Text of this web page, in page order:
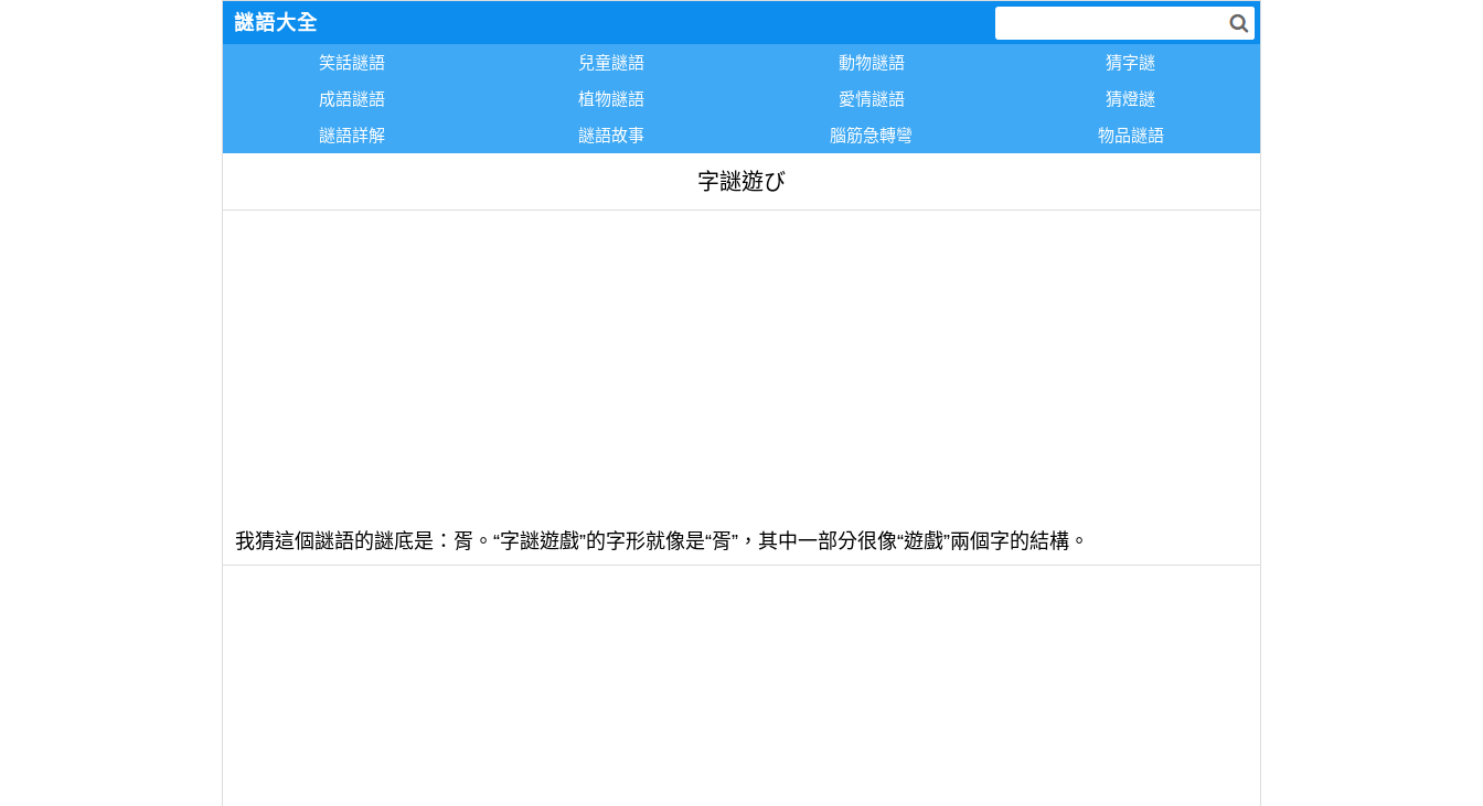
謎語大全
笑話謎語 兒童謎語 動物謎語
猜字謎
成語謎語
植物謎語 愛情謎語
猜燈謎
謎語詳解
謎語故事 腦筋急轉彎 物品謎語
字謎遊び
我猜這個謎語的謎底是：胥。“字謎遊戲”的字形就像是“胥”，其中一部分很像“遊戲”兩個字的結構。